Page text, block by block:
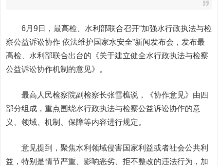
6月9日，最高检、水利部联合召开“加强水行政执法与检
察公益诉讼协作 依法维护国家水安全”新闻发布会，发布最
高检、水利部联合出台的《关于建立健全水行政执法与检察
公益诉讼协作机制的意见》。
最高人民检察院副检察长张雪樵说，《协作意见》由四
部分组成，重点围绕水行政执法与检察公益诉讼协作的意
义、领域、机制、保障等内容进行规定。
意见提到，聚焦水利领域侵害国家利益或者社会公共利
益，特别是情节严重、影响恶劣、拒不整改的违法行为，加